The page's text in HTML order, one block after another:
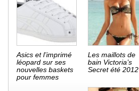
Asics et l’imprimé
léopard sur ses
nouvelles baskets
pour femmes
Les maillots de
bain Victoria’s
Secret été 2012